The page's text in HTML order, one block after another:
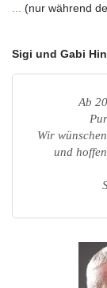
(nur während
Sigi und Gabi
Ab
Wir
und